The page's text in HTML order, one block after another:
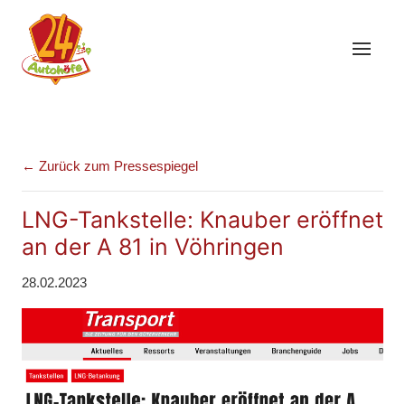
← Zurück zum Pressespiegel
LNG-Tankstelle: Knauber eröffnet
an der A 81 in Vöhringen
28.02.2023